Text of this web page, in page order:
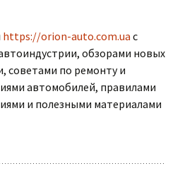
https://orion-auto.com.ua с
обзорами новых
советами по ремонту и
автомобилей, правилами
и полезными материалами